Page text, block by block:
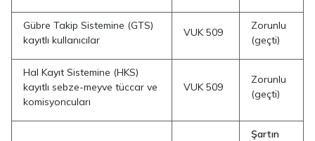
Gübre Takip Sistemine (GTS)
kayıtlı kullanıcılar
VUK 509
Zorunlu
(geçti)
Hal Kayıt Sistemine (HKS)
kayıtlı sebze-meyve tüccar ve
komisyoncuları
VUK 509
Zorunlu
(geçti)
Şartın